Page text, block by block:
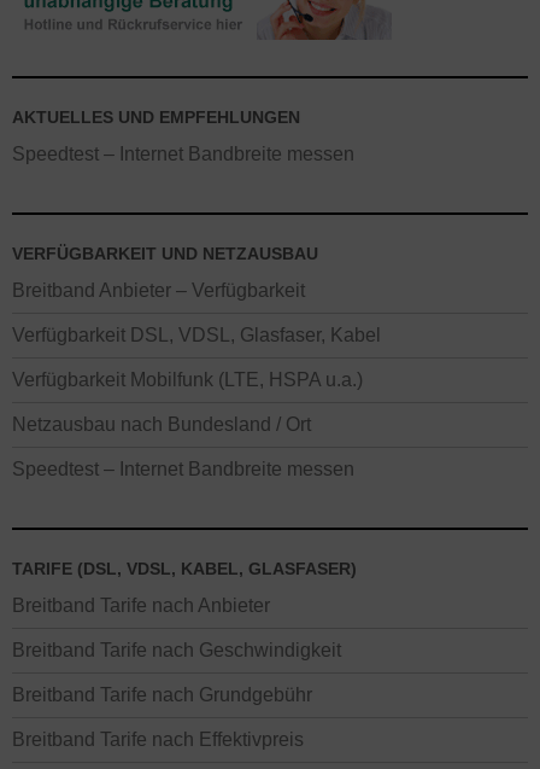
AKTUELLES UND EMPFEHLUNGEN
Speedtest – Internet Bandbreite messen
VERFÜGBARKEIT UND NETZAUSBAU
Breitband Anbieter – Verfügbarkeit
Verfügbarkeit DSL, VDSL, Glasfaser, Kabel
Verfügbarkeit Mobilfunk (LTE, HSPA u.a.)
Netzausbau nach Bundesland / Ort
Speedtest – Internet Bandbreite messen
TARIFE (DSL, VDSL, KABEL, GLASFASER)
Breitband Tarife nach Anbieter
Breitband Tarife nach Geschwindigkeit
Breitband Tarife nach Grundgebühr
Breitband Tarife nach Effektivpreis